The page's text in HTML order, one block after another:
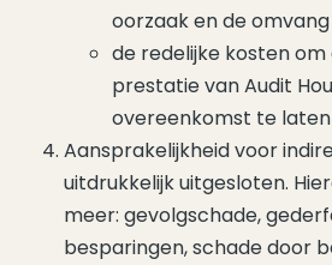
oorzaak en de
de redelijke kosten
prestatie van Audit
overeenkomst te
Aansprakelijkheid voor
uitdrukkelijk uitgesloten.
meer: gevolgschade,
besparingen, schade door